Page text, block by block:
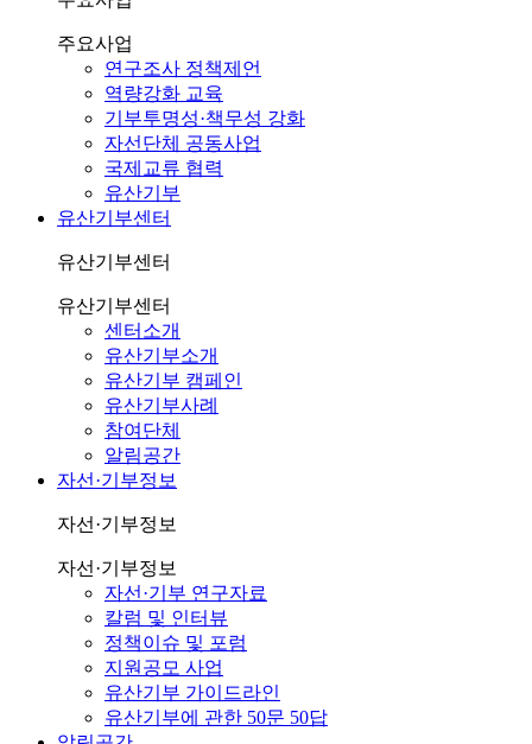
주요사업
연구조사 정책제언
역량강화 교육
기부투명성·책무성 강화
자선단체 공동사업
국제교류 협력
유산기부
유산기부센터
유산기부센터
유산기부센터
센터소개
유산기부소개
유산기부 캠페인
유산기부사례
참여단체
알림공간
자선·기부정보
자선·기부정보
자선·기부정보
자선·기부 연구자료
칼럼 및 인터뷰
정책이슈 및 포럼
지원공모 사업
유산기부 가이드라인
유산기부에 관한 50문 50답